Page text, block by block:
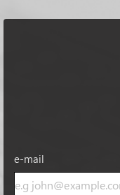
e-mail